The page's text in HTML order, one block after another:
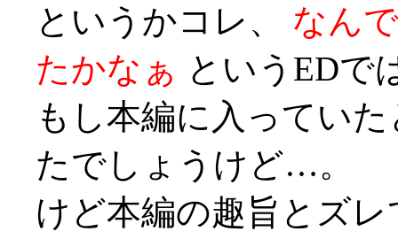
というかコレ、 なん
たかなぁ というEDで
もし本編に入ってい
たでしょうけど…。
けど本編の趣旨とズ